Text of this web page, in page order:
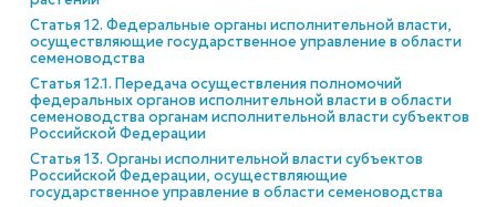
Статья 12. Федеральные органы исполнительной власти,
осуществляющие государственное управление в области
семеноводства
Статья 12.1. Передача осуществления полномочий
федеральных органов исполнительной власти в области
семеноводства органам исполнительной власти субъектов
Российской Федерации
Статья 13. Органы исполнительной власти субъектов
Российской Федерации, осуществляющие
государственное управление в области семеноводства